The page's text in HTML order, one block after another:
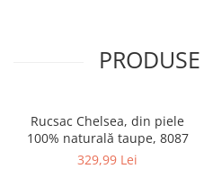
Rucsac Chelsea, din piele
100% naturală taupe, 8087
329,99 Lei